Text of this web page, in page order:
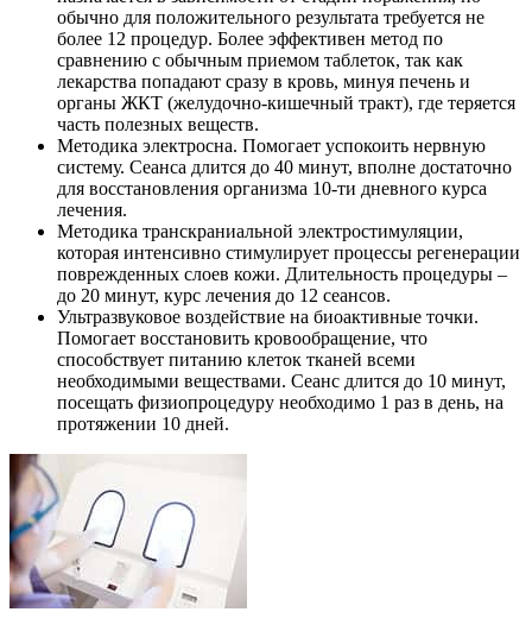
обычно для положительного результата требуется не
более 12 процедур. Более эффективен метод по
сравнению с обычным приемом таблеток, так как
лекарства попадают сразу в кровь, минуя печень и
органы ЖКТ (желудочно-кишечный тракт), где теряется
часть полезных веществ.
Методика электросна. Помогает успокоить нервную
систему. Сеанса длится до 40 минут, вполне достаточно
для восстановления организма 10-ти дневного курса
лечения.
Методика транскраниальной электростимуляции,
которая интенсивно стимулирует процессы регенерации
поврежденных слоев кожи. Длительность процедуры –
до 20 минут, курс лечения до 12 сеансов.
Ультразвуковое воздействие на биоактивные точки.
Помогает восстановить кровообращение, что
способствует питанию клеток тканей всеми
необходимыми веществами. Сеанс длится до 10 минут,
посещать физиопроцедуру необходимо 1 раз в день, на
протяжении 10 дней.